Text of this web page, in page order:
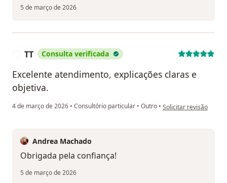
5 de março de 2026
TT Consulta verificada
Excelente atendimento, explicações claras e
objetiva.
4 de março de 2026 • Consultório particular • Outro • na opinião do
Solicitar revisão
Andrea Machado
Obrigada pela confiança!
5 de março de 2026